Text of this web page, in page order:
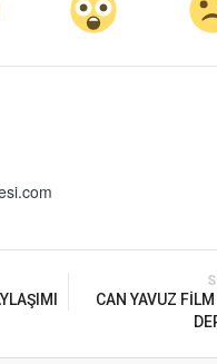
CAN YAVUZ